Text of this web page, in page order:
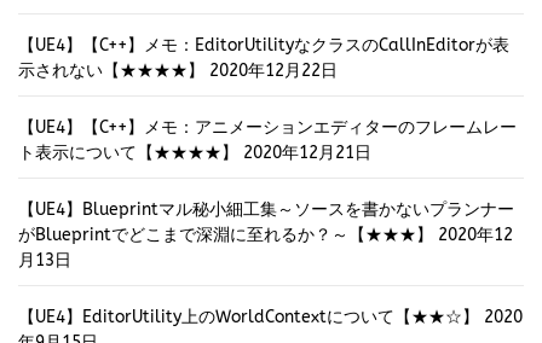
【UE4】【C++】メモ：EditorUtilityなクラスのCallInEditorが表
示されない【★★★★】
2020年12月22日
【UE4】【C++】メモ：アニメーションエディターのフレームレー
ト表示について【★★★★】
2020年12月21日
【UE4】Blueprintマル秘小細工集～ソースを書かないプランナー
がBlueprintでどこまで深淵に至れるか？～【★★★】
2020年12
月13日
【UE4】EditorUtility上のWorldContextについて【★★☆】
2020